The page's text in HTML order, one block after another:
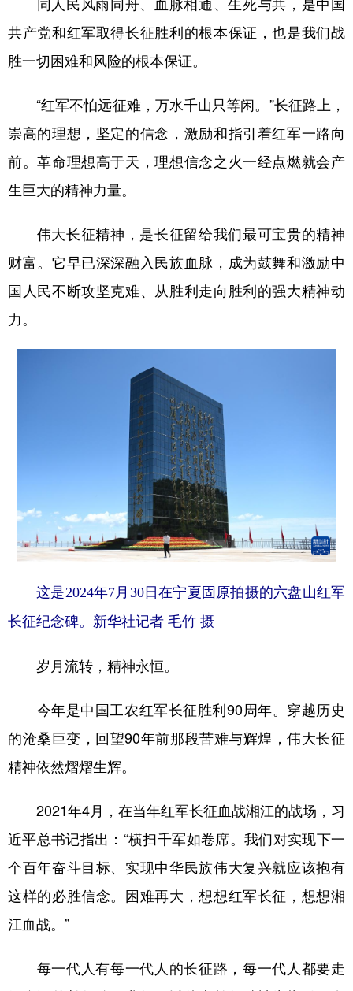
同人民风雨同舟、血脉相通、生死与共，是中国
共产党和红军取得长征胜利的根本保证，也是我们战
胜一切困难和风险的根本保证。
“红军不怕远征难，万水千山只等闲。”长征路上，
崇高的理想，坚定的信念，激励和指引着红军一路向
前。革命理想高于天，理想信念之火一经点燃就会产
生巨大的精神力量。
伟大长征精神，是长征留给我们最可宝贵的精神
财富。它早已深深融入民族血脉，成为鼓舞和激励中
国人民不断攻坚克难、从胜利走向胜利的强大精神动
力。
这是2024年7月30日在宁夏固原拍摄的六盘山红军
长征纪念碑。新华社记者 毛竹 摄
岁月流转，精神永恒。
今年是中国工农红军长征胜利90周年。穿越历史
的沧桑巨变，回望90年前那段苦难与辉煌，伟大长征
精神依然熠熠生辉。
2021年4月，在当年红军长征血战湘江的战场，习
近平总书记指出：“横扫千军如卷席。我们对实现下一
个百年奋斗目标、实现中华民族伟大复兴就应该抱有
这样的必胜信念。困难再大，想想红军长征，想想湘
江血战。”
每一代人有每一代人的长征路，每一代人都要走